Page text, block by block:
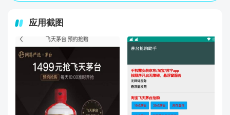
应用截图